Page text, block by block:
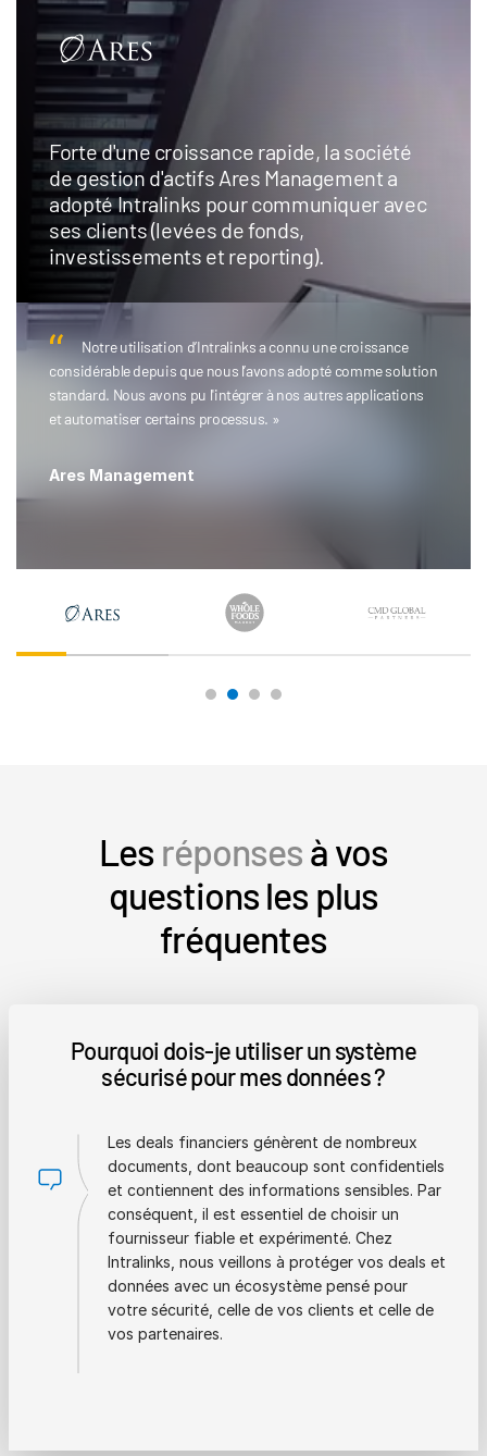
Forte d'une croissance rapide, la société
de gestion d'actifs Ares Management a
adopté Intralinks pour communiquer avec
ses clients (levées de fonds,
investissements et reporting).
Notre utilisation d’Intralinks a connu une croissance
considérable depuis que nous l’avons adopté comme solution
standard. Nous avons pu l'intégrer à nos autres applications
et automatiser certains processus. »
Ares Management
Les réponsesà vos
questions les plus
fréquentes
Pourquoi dois-je utiliser un système
sécurisé pour mes données ?
Les deals financiers génèrent de nombreux
documents, dont beaucoup sont confidentiels
et contiennent des informations sensibles. Par
conséquent, il est essentiel de choisir un
fournisseur fiable et expérimenté. Chez
Intralinks, nous veillons à protéger vos deals et
données avec un écosystème pensé pour
votre sécurité, celle de vos clients et celle de
vos partenaires.